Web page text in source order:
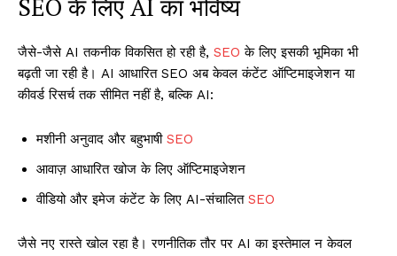
SEO के लिए AI का भविष्य
जैसे-जैसे AI तकनीक विकसित हो रही है, SEO के लिए इसकी भूमिका भी
बढ़ती जा रही है। AI आधारित SEO अब केवल कंटेंट ऑप्टिमाइजेशन या
कीवर्ड रिसर्च तक सीमित नहीं है, बल्कि AI:
मशीनी अनुवाद और बहुभाषी SEO
आवाज़ आधारित खोज के लिए ऑप्टिमाइजेशन
वीडियो और इमेज कंटेंट के लिए AI-संचालित SEO
जैसे नए रास्ते खोल रहा है। रणनीतिक तौर पर AI का इस्तेमाल न केवल